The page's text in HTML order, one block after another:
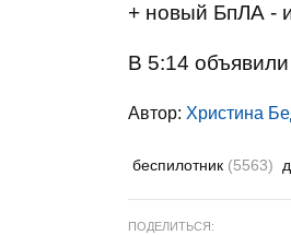
+ новый БпЛА -
В 5:14
Автор: Христина
беспилотник (5563)
ПОДЕЛИТЬСЯ: